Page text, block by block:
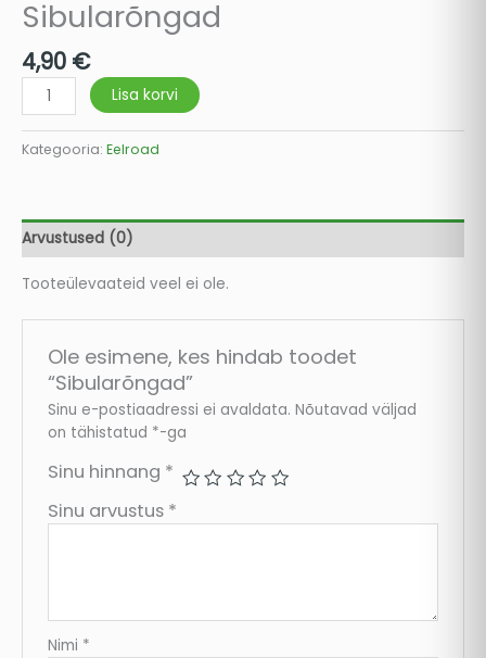
Sibularõngad
4,90 €
Lisa korvi
Kategooria: Eelroad
Arvustused (0)
Tooteülevaateid veel ei ole.
Ole esimene, kes hindab toodet
“Sibularõngad”
Sinu e-postiaadressi ei avaldata. Nõutavad väljad
on tähistatud *-ga
Sinu hinnang *
Sinu arvustus *
Nimi *